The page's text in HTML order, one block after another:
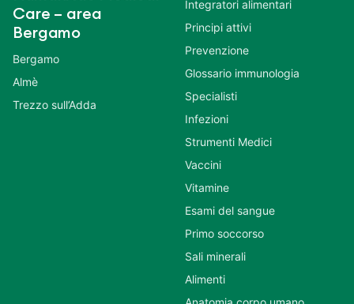
Care – area
Bergamo
Bergamo
Almè
Trezzo sull’Adda
Integratori alimentari
Principi attivi
Prevenzione
Glossario immunologia
Specialisti
Infezioni
Strumenti Medici
Vaccini
Vitamine
Esami del sangue
Primo soccorso
Sali minerali
Alimenti